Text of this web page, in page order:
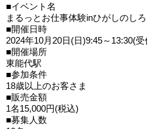
■イベント名
まるっとお仕事体験inひがしのしろ
■開催日時
2024年10月20日(日)9:45～13:30(
■開催場所
東能代駅
■参加条件
18歳以上のお客さま
■販売金額
1名15,000円(税込)
■募集人数